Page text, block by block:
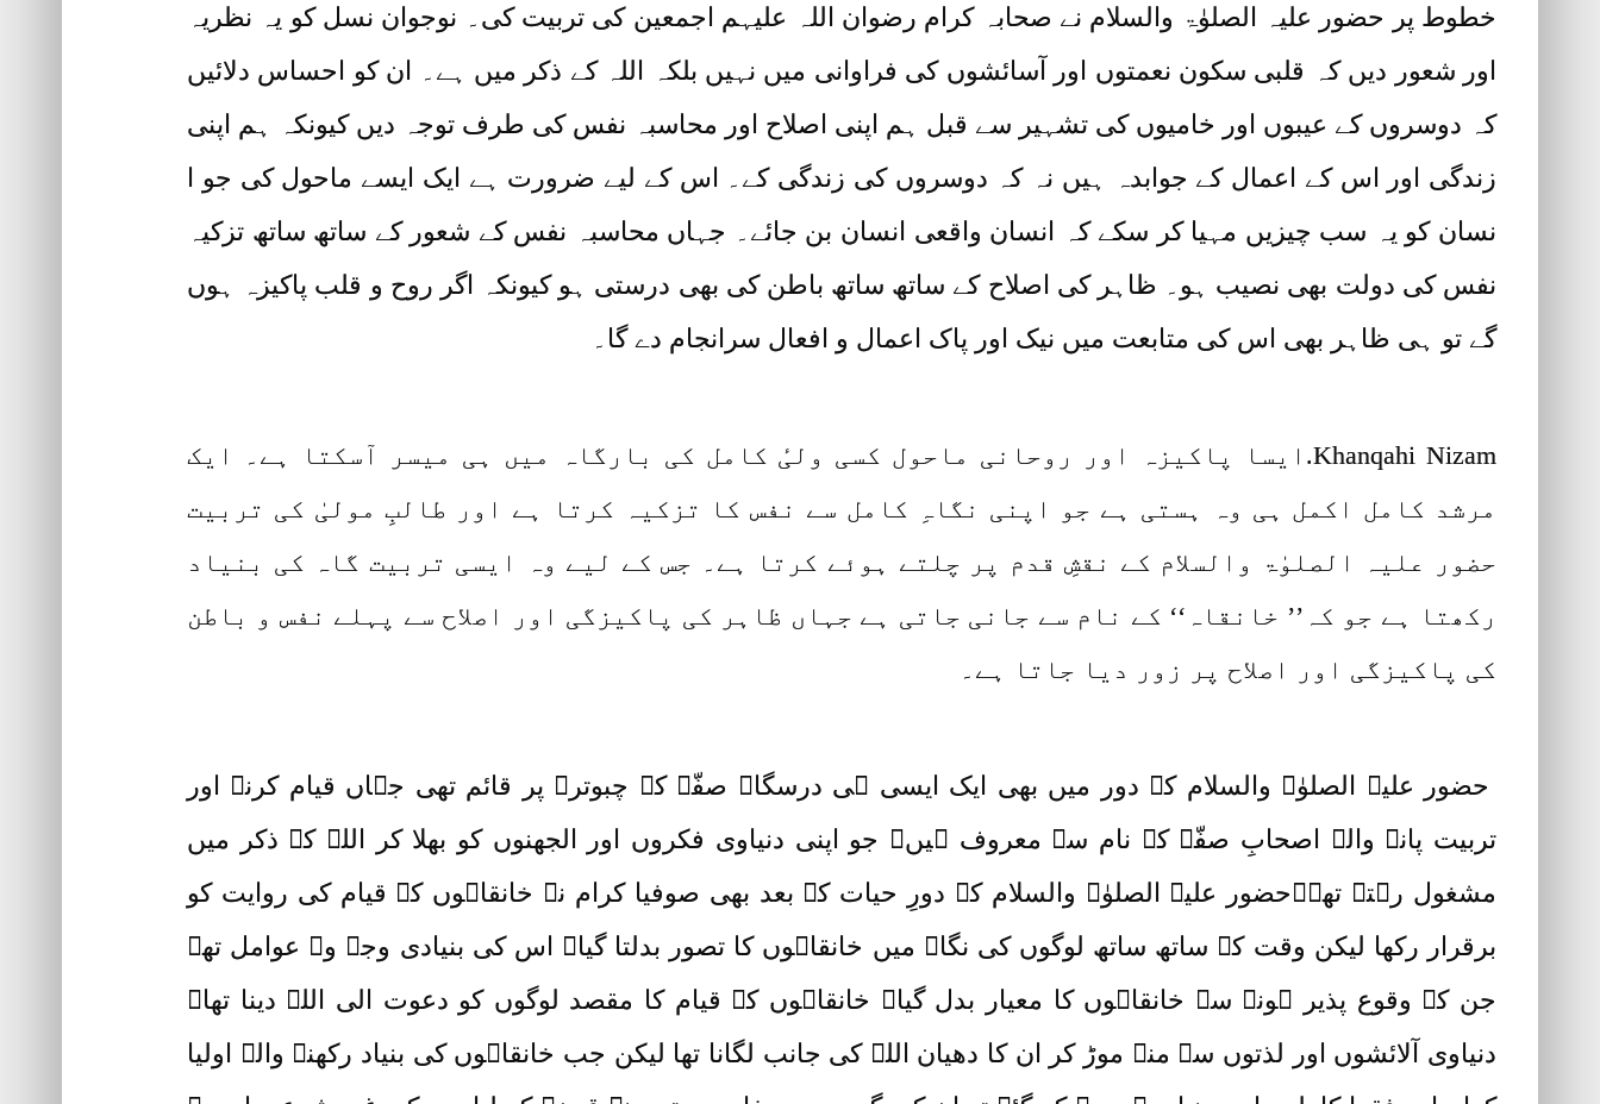
خطوط پر حضور علیہ الصلوٰۃ والسلام نے صحابہ کرام رضوان اللہ علیہم اجمعین کی تربیت کی۔ نوجوان نسل کو یہ نظریہ
اور شعور دیں کہ قلبی سکون نعمتوں اور آسائشوں کی فراوانی میں نہیں بلکہ اللہ کے ذکر میں ہے۔ ان کو احساس دلائیں
کہ دوسروں کے عیبوں اور خامیوں کی تشہیر سے قبل ہم اپنی اصلاح اور محاسبہ نفس کی طرف توجہ دیں کیونکہ ہم اپنی
زندگی اور اس کے اعمال کے جوابدہ ہیں نہ کہ دوسروں کی زندگی کے۔ اس کے لیے ضرورت ہے ایک ایسے ماحول کی جو ا
نسان کو یہ سب چیزیں مہیا کر سکے کہ انسان واقعی انسان بن جائے۔ جہاں محاسبہ نفس کے شعور کے ساتھ ساتھ تزکیہ
نفس کی دولت بھی نصیب ہو۔ ظاہر کی اصلاح کے ساتھ ساتھ باطن کی بھی درستی ہو کیونکہ اگر روح و قلب پاکیزہ ہوں
گے تو ہی ظاہر بھی اس کی متابعت میں نیک اور پاک اعمال و افعال سرانجام دے گا۔
Khanqahi Nizam.ایسا پاکیزہ اور روحانی ماحول کسی ولیٔ کامل کی بارگاہ میں ہی میسر آسکتا ہے۔ ایک
مرشد کامل اکمل ہی وہ ہستی ہے جو اپنی نگاہِ کامل سے نفس کا تزکیہ کرتا ہے اور طالبِ مولیٰ کی تربیت
حضور علیہ الصلوٰۃ والسلام کے نقشِ قدم پر چلتے ہوئے کرتا ہے۔ جس کے لیے وہ ایسی تربیت گاہ کی بنیاد
رکھتا ہے جو کہ’’ خانقاہ‘‘ کے نام سے جانی جاتی ہے جہاں ظاہر کی پاکیزگی اور اصلاح سے پہلے نفس و باطن
کی پاکیزگی اور اصلاح پر زور دیا جاتا ہے۔
حضور علیہ الصلوٰۃ والسلام کے دور میں بھی ایک ایسی ہی درسگاہ صفّہ کے چبوترے پر قائم تھی جہاں قیام کرنے اور
تربیت پانے والے اصحابِ صفّہ کے نام سے معروف ہیں۔ جو اپنی دنیاوی فکروں اور الجھنوں کو بھلا کر اللہ کے ذکر میں
مشغول رہتے تھے۔حضور علیہ الصلوٰۃ والسلام کے دورِ حیات کے بعد بھی صوفیا کرام نے خانقاہوں کے قیام کی روایت کو
برقرار رکھا لیکن وقت کے ساتھ ساتھ لوگوں کی نگاہ میں خانقاہوں کا تصور بدلتا گیا۔ اس کی بنیادی وجہ وہ عوامل تھے
جن کے وقوع پذیر ہونے سے خانقاہوں کا معیار بدل گیا۔ خانقاہوں کے قیام کا مقصد لوگوں کو دعوت الی اللہ دینا تھا۔
دنیاوی آلائشوں اور لذتوں سے منہ موڑ کر ان کا دھیان اللہ کی جانب لگانا تھا لیکن جب خانقاہوں کی بنیاد رکھنے والے اولیا